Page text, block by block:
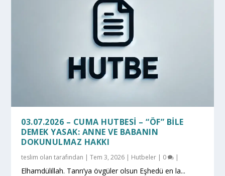
03.07.2026 – CUMA HUTBESI – “ÖF” BILE
DEMEK YASAK: ANNE VE BABANIN
DOKUNULMAZ HAKKI
teslim olan tarafından |Tem 3, 2026 | Hutbeler | 0 |
Elhamdülillah. Tanrı’ya övgüler olsun Eşhedü en la...